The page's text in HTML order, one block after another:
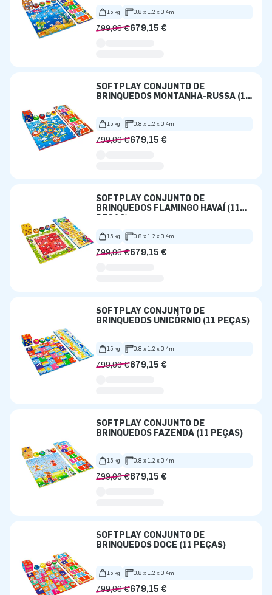
15 kg 0.8 x 1.2 x 0.4m
799,00 €679,15 €
SOFTPLAY CONJUNTO DE
BRINQUEDOS MONTANHA-RUSSA (11
15 kg 0.8 x 1.2 x 0.4m
799,00 €679,15 €
SOFTPLAY CONJUNTO DE
BRINQUEDOS FLAMINGO HAVAÍ (11
PEÇAS)
15 kg 0.8 x 1.2 x 0.4m
799,00 €679,15 €
SOFTPLAY CONJUNTO DE
BRINQUEDOS UNICÓRNIO (11 PEÇAS)
15 kg 0.8 x 1.2 x 0.4m
799,00 €679,15 €
SOFTPLAY CONJUNTO DE
BRINQUEDOS FAZENDA (11 PEÇAS)
15 kg 0.8 x 1.2 x 0.4m
799,00 €679,15 €
SOFTPLAY CONJUNTO DE
BRINQUEDOS DOCE (11 PEÇAS)
15 kg 0.8 x 1.2 x 0.4m
799,00 €679,15 €